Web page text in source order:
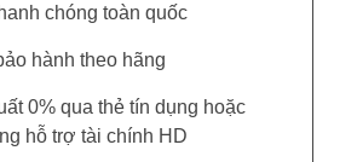
chóng toàn quốc
hành theo hãng
0% qua thẻ tín dụng hoặc
hỗ trợ tài chính HD